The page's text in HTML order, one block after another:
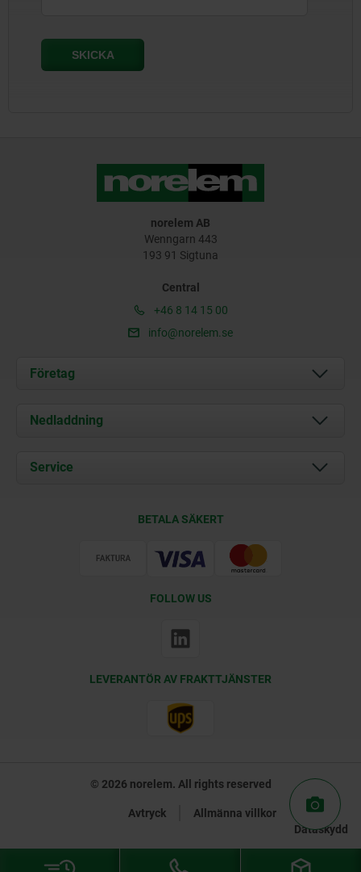
norelem AB
Wenngarn 443
193 91 Sigtuna
Central
+46 8 14 15 00
info@norelem.se
Företag
Om oss
Kontakt
Nedladdning
Documents
Service
BETALA SÄKERT
FOLLOW US
LEVERANTÖR AV FRAKTTJÄNSTER
© 2026 norelem. All rights reserved
Avtryck
Allmänna villkor
Dataskydd